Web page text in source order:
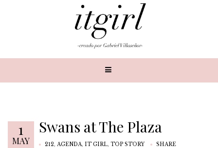
1
MAY
Swans at The Plaza
212, AGENDA, IT GIRL, TOP STORY SHARE